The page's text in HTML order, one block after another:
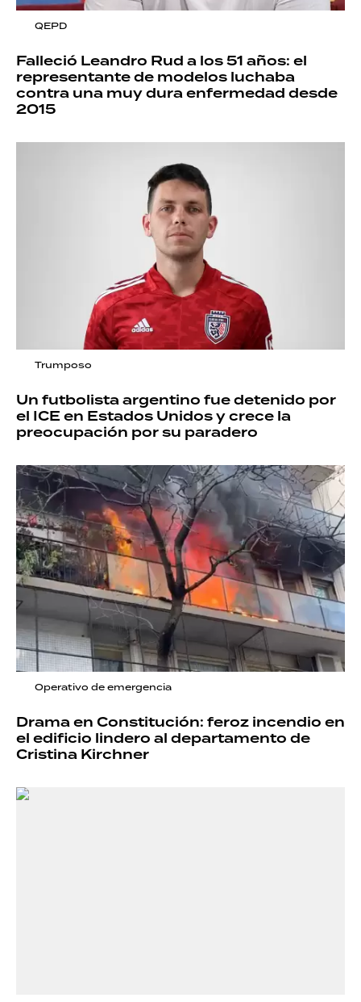
QEPD
Falleció Leandro Rud a los 51 años: el
representante de modelos luchaba
contra una muy dura enfermedad desde
2015
Trumposo
Un futbolista argentino fue detenido por
el ICE en Estados Unidos y crece la
preocupación por su paradero
Operativo de emergencia
Drama en Constitución: feroz incendio en
el edificio lindero al departamento de
Cristina Kirchner